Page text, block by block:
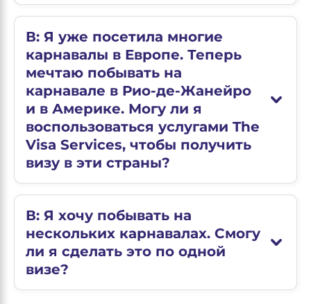
В: Я уже посетила многие
карнавалы в Европе. Теперь
мечтаю побывать на
карнавале в Рио-де-Жанейро
и в Америке. Могу ли я
воспользоваться услугами The
Visa Services, чтобы получить
визу в эти страны?
В: Я хочу побывать на
нескольких карнавалах. Смогу
ли я сделать это по одной
визе?